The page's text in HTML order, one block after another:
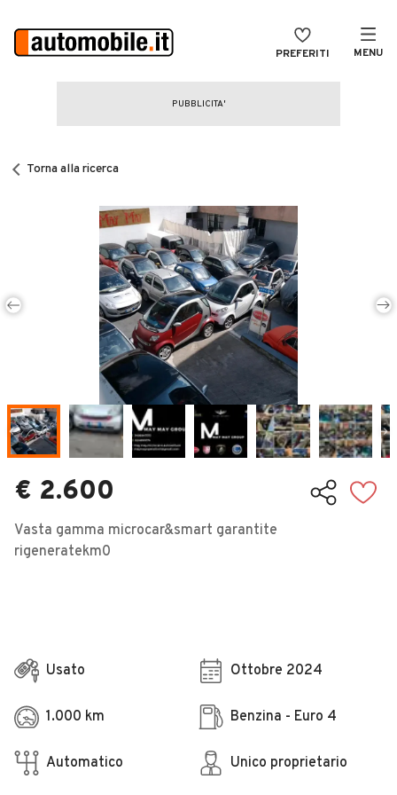
PREFERITI MENU
CERCA
Auto Nuove
Noleggio a lungo termine
Auto d'epoca
Veicoli Commerciali
Concessionari
Torna alla ricerca
€ 2.600
Vasta gamma microcar&smart garantite
rigeneratekm0
Usato Ottobre 2024
1.000 km Benzina - Euro 4
Automatico Unico proprietario